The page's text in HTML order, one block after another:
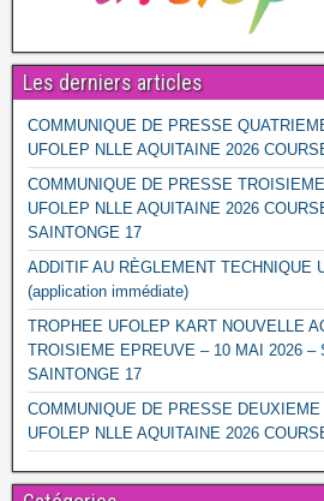
Les derniers articles
COMMUNIQUE DE PRESSE
UFOLEP NLLE AQUITAINE 2026
COMMUNIQUE DE PRESSE
UFOLEP NLLE AQUITAINE 2026
SAINTONGE 17
ADDITIF AU RÈGLEMENT TECHNIQUE
(application immédiate)
TROPHEE UFOLEP KART NOUVELLE
TROISIEME EPREUVE – 10 MAI 2026 –
SAINTONGE 17
COMMUNIQUE DE PRESSE
UFOLEP NLLE AQUITAINE 2026